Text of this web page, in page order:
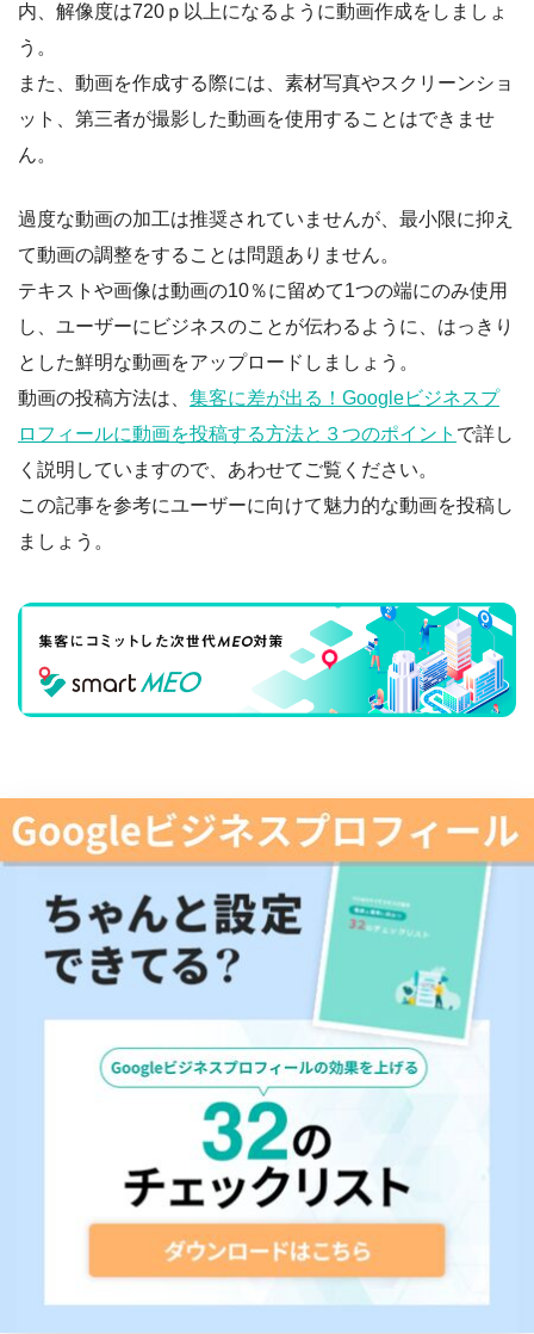
内、解像度は720ｐ以上になるように動画作成をしましょ
う。
また、動画を作成する際には、素材写真やスクリーンショ
ット、第三者が撮影した動画を使用することはできませ
ん。
過度な動画の加工は推奨されていませんが、最小限に抑え
て動画の調整をすることは問題ありません。
テキストや画像は動画の10％に留めて1つの端にのみ使用
し、ユーザーにビジネスのことが伝わるように、はっきり
とした鮮明な動画をアップロードしましょう。
動画の投稿方法は、 集客に差が出る！Googleビジネスプ
ロフィールに動画を投稿する方法と３つのポイント で詳し
く説明していますので、あわせてご覧ください。
この記事を参考にユーザーに向けて魅力的な動画を投稿し
ましょう。